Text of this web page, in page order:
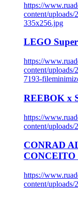
https://
content/
335x256.jpg
LEGO
https://
content/uploads/
7193-
REEBOK x
https://
content/uploads/
CONRAD
https://
content/